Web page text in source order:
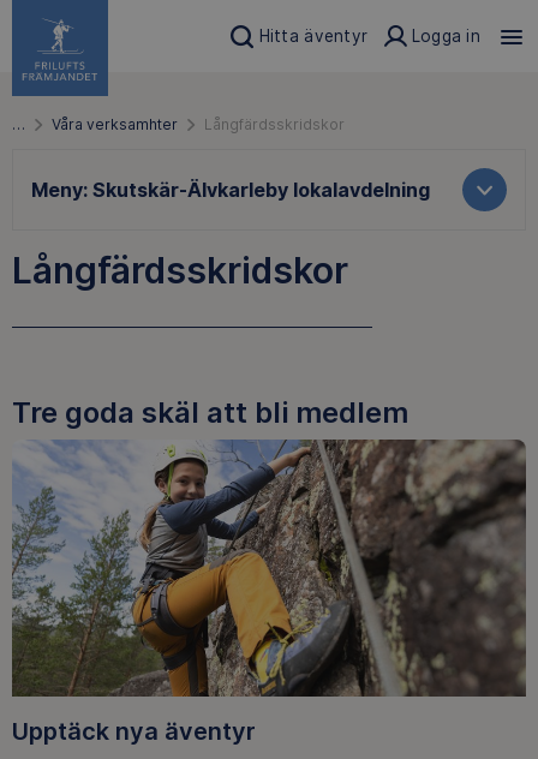
Hitta äventyr Logga in
… Våra verksamhter Långfärdsskridskor
Meny: Skutskär-Älvkarleby lokalavdelning
Långfärdsskridskor
Tre goda skäl att bli medlem
Upptäck nya äventyr